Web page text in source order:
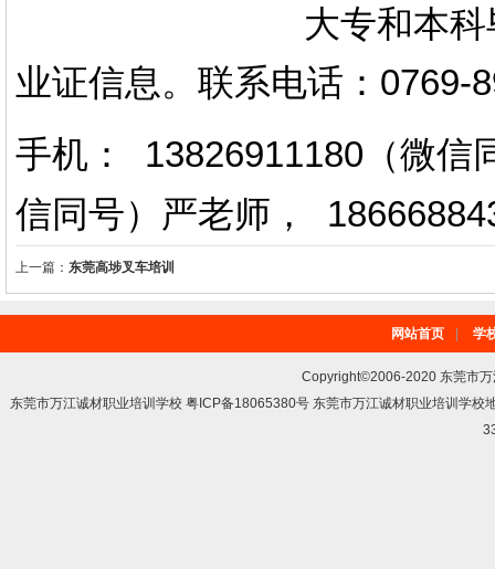
大专和本科毕业证
业证信息。 联系电话 ： 0769-
手机： 13826911180（微信
信同号）严老师 ，
上一篇： 东莞高埗叉车培训
网站首页 学
Copyright©2006-2020 东莞市
东莞市万江诚材职业培训学校 粤ICP备18065380号 东莞市万江诚材职业培训学